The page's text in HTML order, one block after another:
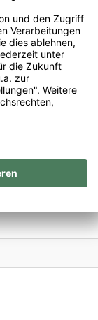
Vegan